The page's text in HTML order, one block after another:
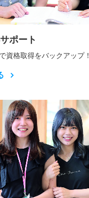
ポート
資格取得をバックアップ！